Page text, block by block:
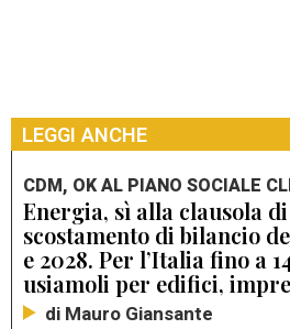
LEGGI ANCHE
CDM, OK AL PIANO SOCIALE
Energia, sì alla clausola
scostamento di bilancio
e 2028. Per l’Italia fino a
usiamoli per edifici,
di Mauro Giansante